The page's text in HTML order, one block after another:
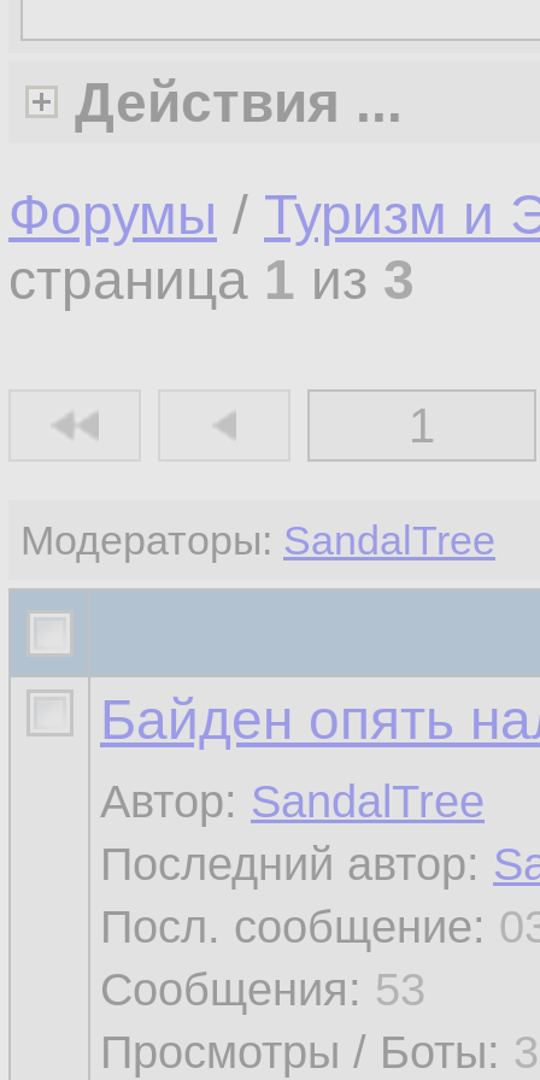
Действия ...
Форумы / Туризм и
страница 1 из 3
1
Модераторы: SandalTree
Байден опять
Автор: SandalTree
Последний автор:
Посл. сообщение:
Сообщения: 53
Просмотры / Боты: